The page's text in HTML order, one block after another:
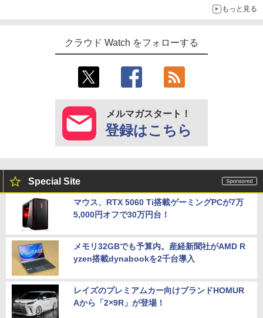
もっと見る
クラウド Watch をフォローする
メルマガスタート！
登録はこちら
Special Site
マウス、RTX 5060 Ti搭載ゲーミングPCが7万
5,000円オフで30万円台！
メモリ32GBでも予算内。産経新聞社がAMD R
yzen搭載dynabookを2千台導入
レイズのプレミアムカー向けブランドHOMUR
Aから「2×9R」が登場！